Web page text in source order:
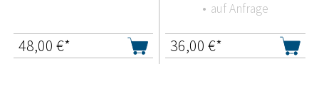
48,00 €*
auf Anfrage
36,00 €*